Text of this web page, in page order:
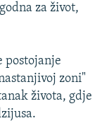
za život,
postojanje
zoni"
života, gdje